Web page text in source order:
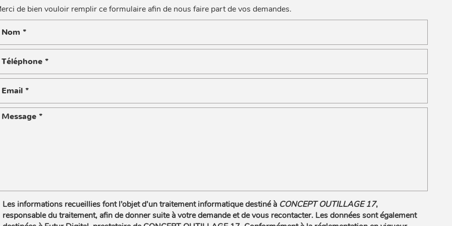
de bien vouloir remplir ce formulaire afin de nous faire part de vos demandes.
Les informations recueillies font l’objet d’un traitement informatique destiné àCONCEPT OUTILLAGE 17,
responsable du traitement, afin de donner suite à votre demande et de vous recontacter. Les données sont également